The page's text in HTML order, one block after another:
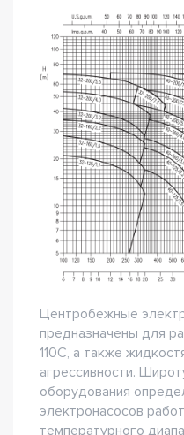
Центробежные
предназначены для
110С, а также
агрессивности.
оборудования
электронасосов
температурного